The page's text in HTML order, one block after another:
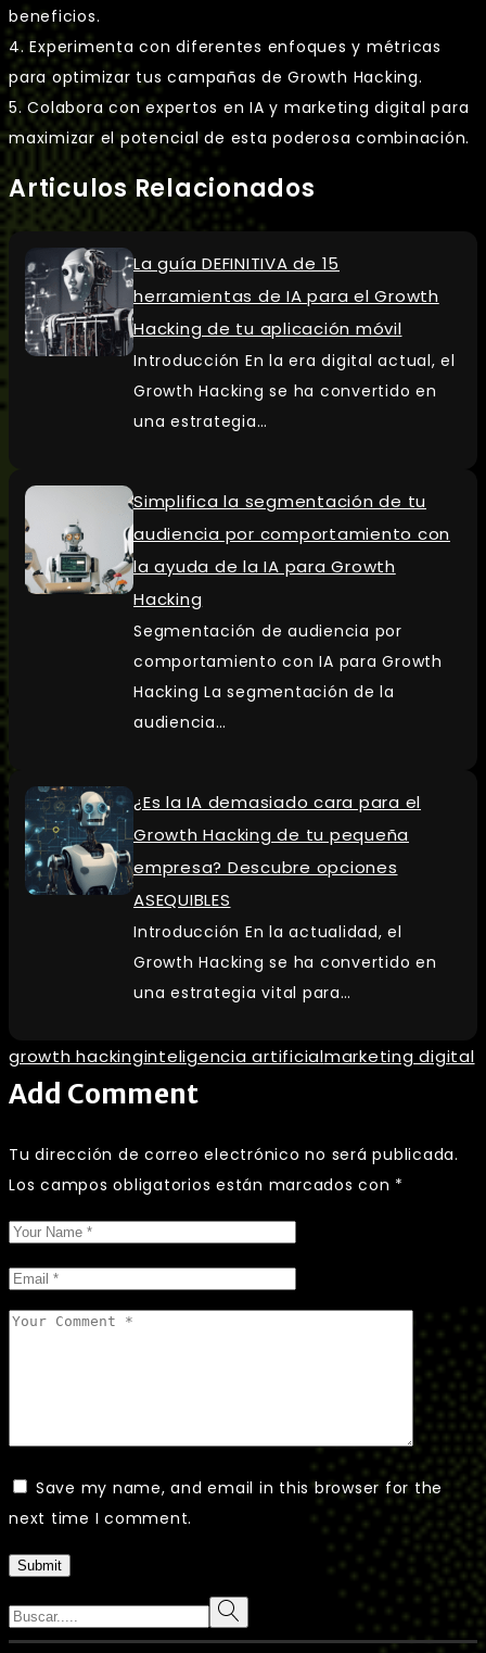
beneficios.
4. Experimenta con diferentes enfoques y métricas
para optimizar tus campañas de Growth Hacking.
5. Colabora con expertos en IA y marketing digital para
maximizar el potencial de esta poderosa combinación.
Articulos Relacionados
La guía DEFINITIVA de 15
herramientas de IA para el Growth
Hacking de tu aplicación móvil
Introducción En la era digital actual, el
Growth Hacking se ha convertido en
una estrategia…
Simplifica la segmentación de tu
audiencia por comportamiento con
la ayuda de la IA para Growth
Hacking
Segmentación de audiencia por
comportamiento con IA para Growth
Hacking La segmentación de la
audiencia…
¿Es la IA demasiado cara para el
Growth Hacking de tu pequeña
empresa? Descubre opciones
ASEQUIBLES
Introducción En la actualidad, el
Growth Hacking se ha convertido en
una estrategia vital para…
growth hackinginteligencia artificialmarketing digital
Add Comment
Tu dirección de correo electrónico no será publicada.
Los campos obligatorios están marcados con *
Save my name, and email in this browser for the
next time I comment.
Submit
Search